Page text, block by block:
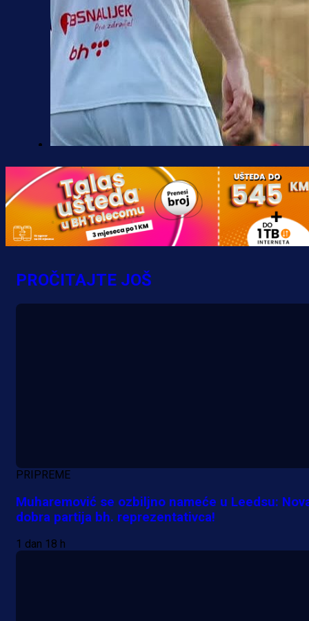
Borac do pobjede, ali scene iz
Banje Luke zgrozile javnost:
zbog skandiranja Ratku Mladiću!
PROČITAJTE JOŠ
PRIPREME
Muharemović se ozbiljno nameće u Leedsu:
dobra partija bh. reprezentativca!
1 dan 18 h